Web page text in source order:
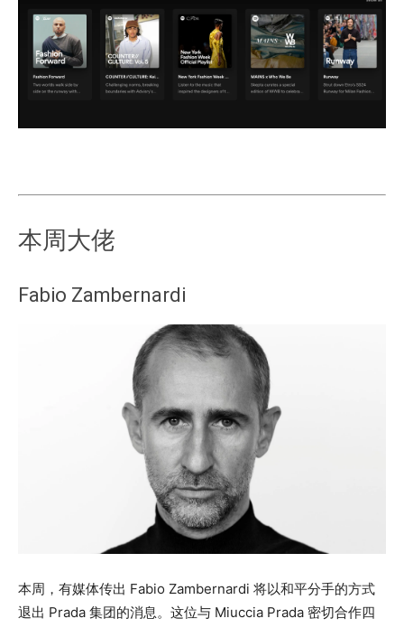
本周大佬
Fabio Zambernardi
本周，有媒体传出 Fabio Zambernardi 将以和平分手的方式
退出 Prada 集团的消息。这位与 Miuccia Prada 密切合作四